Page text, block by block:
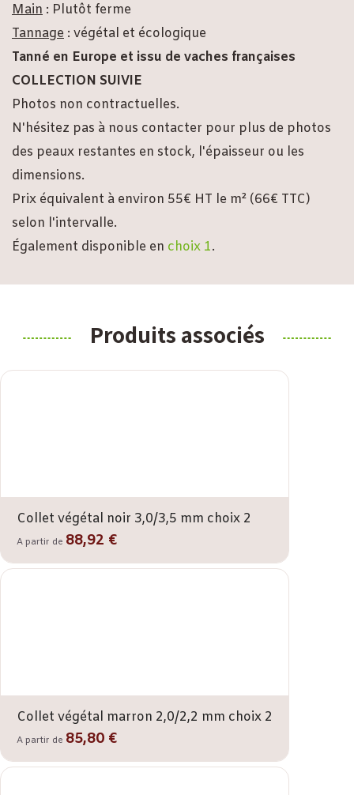
Main : Plutôt ferme
Tannage : végétal et écologique
Tanné en Europe et issu de vaches françaises
COLLECTION SUIVIE
Photos non contractuelles.
N'hésitez pas à nous contacter pour plus de photos
des peaux restantes en stock, l'épaisseur ou les
dimensions.
Prix équivalent à environ 55€ HT le m² (66€ TTC)
selon l'intervalle.
Également disponible en choix 1.
Produits associés
Collet végétal noir 3,0/3,5 mm choix 2
A partir de 88,92 €
Collet végétal marron 2,0/2,2 mm choix 2
A partir de 85,80 €